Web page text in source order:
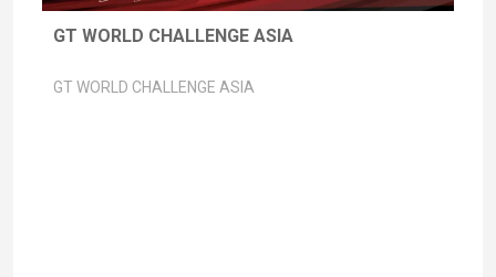
GT WORLD CHALLENGE ASIA
GT WORLD CHALLENGE ASIA